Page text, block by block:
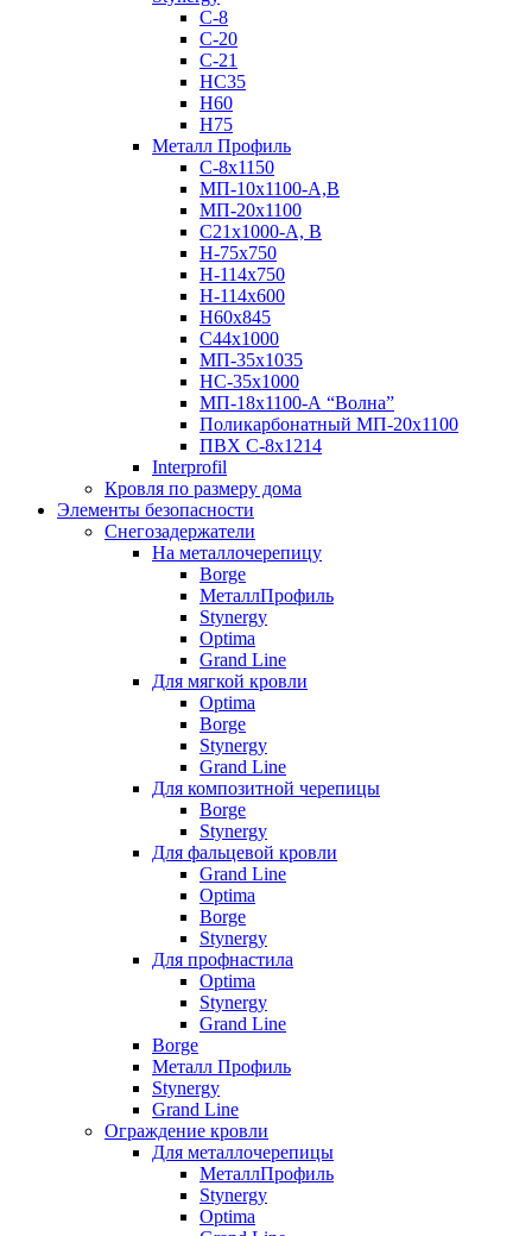
C-8
C-20
C-21
НС35
Н60
H75
Металл Профиль
С-8х1150
МП-10x1100-А,В
МП-20х1100
С21х1000-А, В
H-75х750
Н-114х750
Н-114х600
Н60х845
С44х1000
МП-35х1035
НС-35х1000
МП-18х1100-А “Волна”
Поликарбонатный МП-20х1100
ПВХ С-8х1214
Interprofil
Кровля по размеру дома
Элементы безопасности
Снегозадержатели
На металлочерепицу
Borge
МеталлПрофиль
Stynergy
Optima
Grand Line
Для мягкой кровли
Optima
Borge
Stynergy
Grand Line
Для композитной черепицы
Borge
Stynergy
Для фальцевой кровли
Grand Line
Optima
Borge
Stynergy
Для профнастила
Optima
Stynergy
Grand Line
Borge
Металл Профиль
Stynergy
Grand Line
Ограждение кровли
Для металлочерепицы
МеталлПрофиль
Stynergy
Optima